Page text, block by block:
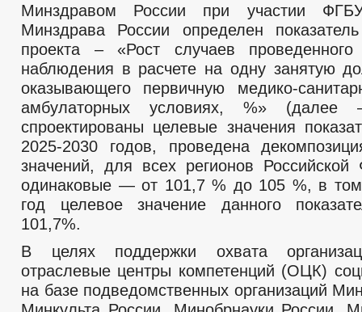
Минздравом России при участии
Минздрава России определен
проекта – «Рост случаев проведенного
наблюдения в расчете на одну занятую
оказывающего первичную медико-
амбулаторных условиях, %» (далее
спроектированы целевые значения
2025-2030 годов, проведена
значений, для всех регионов
одинаковые — от 101,7 % до 105 %, в
год целевое значение данного
101,7%.
В целях поддержки охвата
отраслевые центры компетенций (ОЦК)
на базе подведомственных организаций